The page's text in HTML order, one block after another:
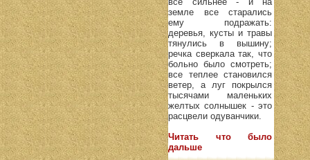
земле все старались
ему подражать:
деревья, кусты и травы
тянулись в вышину;
речка сверкала так, что
больно было смотреть;
все теплее становился
ветер, а луг покрылся
тысячами маленьких
желтых солнышек - это
расцвели одуванчики.
Читать что было
дальше